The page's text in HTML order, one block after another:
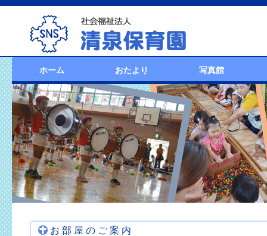
ホーム おたより 写真館
お 部 屋 の ご 案 内